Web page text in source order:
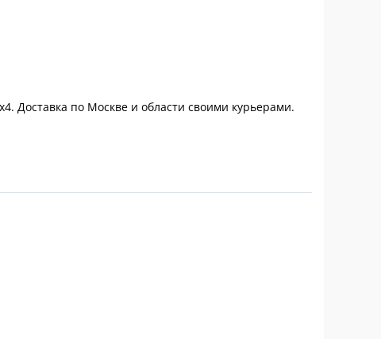
Доставка по Москве и области своими курьерами.